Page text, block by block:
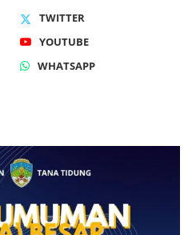
TWITTER
YOUTUBE
WHATSAPP